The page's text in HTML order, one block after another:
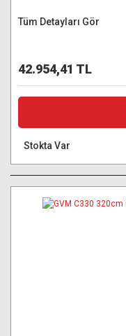
Tüm Detayları Gör
42.954,41 TL
Stokta Var